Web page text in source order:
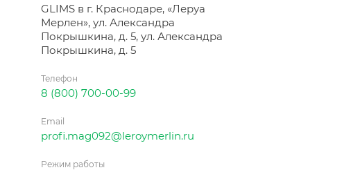
GLIMS в г. Краснодаре, «Леруа
Мерлен», ул. Александра
Покрышкина, д. 5, ул. Александра
Покрышкина, д. 5
Телефон
8 (800) 700-00-99
Email
profi.mag092@leroymerlin.ru
Режим работы